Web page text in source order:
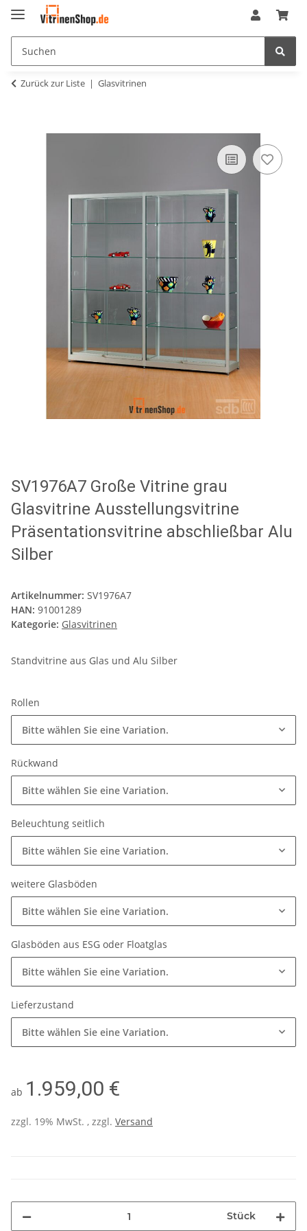
Zurück zur Liste Glasvitrinen
SV1976A7 Große Vitrine grau
Glasvitrine Ausstellungsvitrine
Präsentationsvitrine abschließbar Alu
Silber
Artikelnummer: SV1976A7
HAN: 91001289
Kategorie: Glasvitrinen
Standvitrine aus Glas und Alu Silber
Rollen
Bitte wählen Sie eine Variation.
Rückwand
Bitte wählen Sie eine Variation.
Beleuchtung seitlich
Bitte wählen Sie eine Variation.
weitere Glasböden
Bitte wählen Sie eine Variation.
Glasböden aus ESG oder Floatglas
Bitte wählen Sie eine Variation.
Lieferzustand
Bitte wählen Sie eine Variation.
ab 1.959,00 €
zzgl. 19% MwSt. , zzgl. Versand
Stück